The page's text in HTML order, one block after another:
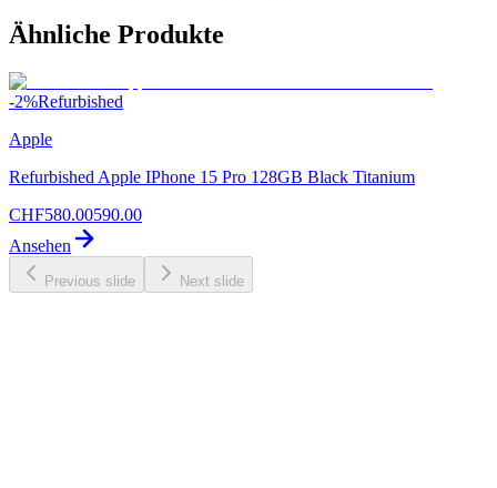
Ähnliche Produkte
-2%Refurbished
Apple
Refurbished Apple IPhone 15 Pro 128GB Black Titanium
CHF580.00590.00
Ansehen
Previous slide Next slide